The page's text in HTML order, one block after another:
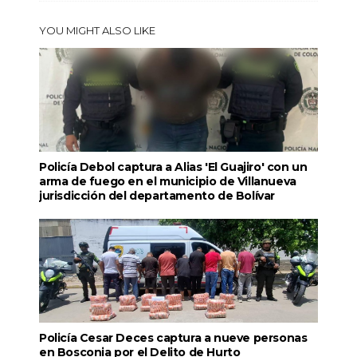
YOU MIGHT ALSO LIKE
Policía Debol captura a Alias 'El Guajiro' con un
arma de fuego en el municipio de Villanueva
jurisdicción del departamento de Bolívar
Policía Cesar Deces captura a nueve personas
en Bosconia por el Delito de Hurto